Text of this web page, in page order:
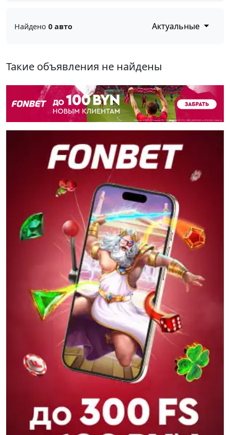
Найдено 0 авто Актуальные
Такие объявления не найдены